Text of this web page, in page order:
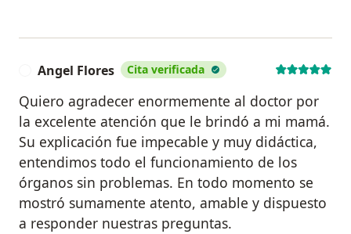
Angel Flores Cita verificada
Quiero agradecer enormemente al doctor por
la excelente atención que le brindó a mi mamá.
Su explicación fue impecable y muy didáctica,
entendimos todo el funcionamiento de los
órganos sin problemas. En todo momento se
mostró sumamente atento, amable y dispuesto
a responder nuestras preguntas.